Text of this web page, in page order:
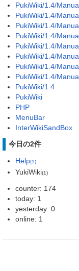
PukiWiki/1.4/
PukiWiki/1.4/
PukiWiki/1.4/
PukiWiki/1.4/
PukiWiki/1.4/
PukiWiki/1.4/
PukiWiki/1.4/
PukiWiki/1.4/
PukiWiki/1.4
PukiWiki
PHP
MenuBar
InterWikiSandBox
今日の2件
Help(1)
YukiWiki(1)
counter: 174
today: 1
yesterday: 0
online: 1